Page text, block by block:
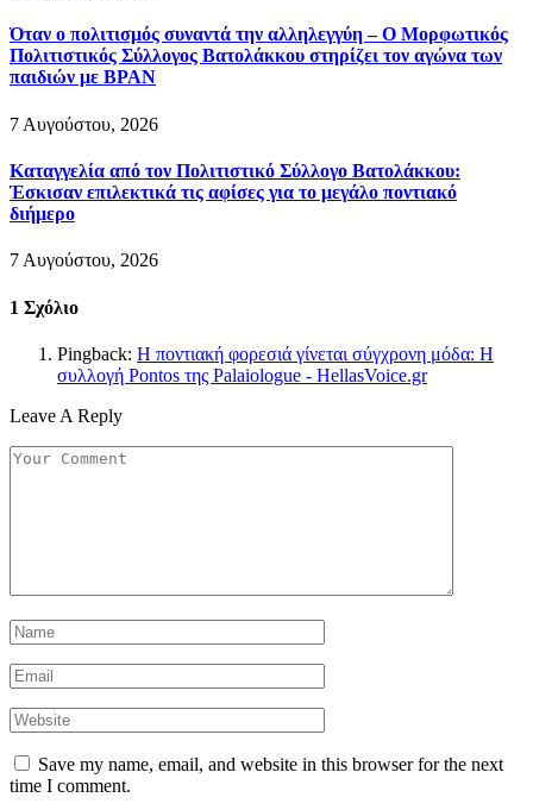
Όταν ο πολιτισμός συναντά την αλληλεγγύη – Ο Μορφωτικός
Πολιτιστικός Σύλλογος Βατολάκκου στηρίζει τον αγώνα των
παιδιών με BPAN
7 Αυγούστου, 2026
Καταγγελία από τον Πολιτιστικό Σύλλογο Βατολάκκου:
Έσκισαν επιλεκτικά τις αφίσες για το μεγάλο ποντιακό
διήμερο
7 Αυγούστου, 2026
1 Σχόλιο
Pingback: Η ποντιακή φορεσιά γίνεται σύγχρονη μόδα: Η
συλλογή Pontos της Palaiologue - HellasVoice.gr
Leave A Reply
Save my name, email, and website in this browser for the next
time I comment.